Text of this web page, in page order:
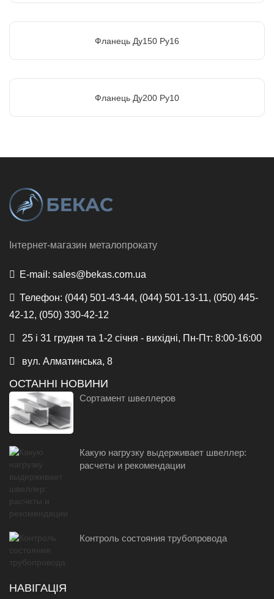
Фланець Ду150 Ру16
Фланець Ду200 Ру10
Інтернет-магазин металопрокату
E-mail: sales@bekas.com.ua
Телефон: (044) 501-43-44, (044) 501-13-11, (050) 445-
42-12, (050) 330-42-12
25 і 31 грудня та 1-2 січня - вихідні, Пн-Пт: 8:00-16:00
вул. Алматинська, 8
ОСТАННІ НОВИНИ
Сортамент швеллеров
Какую нагрузку выдерживает швеллер:
расчеты и рекомендации
Контроль состояния трубопровода
НАВІГАЦІЯ